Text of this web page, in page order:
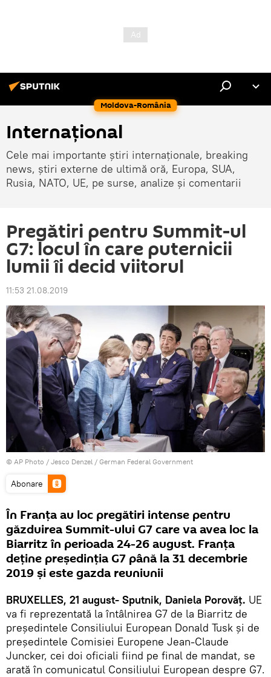
Moldova-România
Internaţional
Cele mai importante știri internaționale, breaking
news, știri externe de ultimă oră, Europa, SUA,
Rusia, NATO, UE, pe surse, analize și comentarii
Pregătiri pentru Summit-ul
G7: locul în care puternicii
lumii îi decid viitorul
11:53 21.08.2019
© AP Photo / Jesco Denzel / German Federal Government
Abonare
În Franța au loc pregătiri intense pentru
găzduirea Summit-ului G7 care va avea loc la
Biarritz în perioada 24-26 august. Franța
deține președinția G7 până la 31 decembrie
2019 și este gazda reuniunii
BRUXELLES, 21 august- Sputnik, Daniela Porovăț. UE
va fi reprezentată la întâlnirea G7 de la Biarritz de
președintele Consiliului European Donald Tusk și de
președintele Comisiei Europene Jean-Claude
Juncker, cei doi oficiali fiind pe final de mandat, se
arată în comunicatul Consiliului European despre G7.